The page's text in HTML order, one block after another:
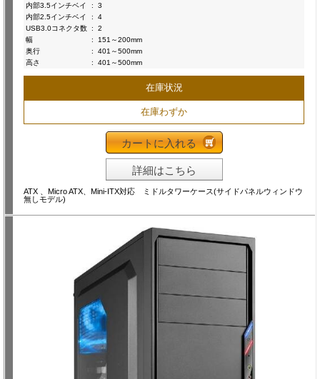
内部3.5インチベイ
:
3
内部2.5インチベイ
:
4
USB3.0コネクタ数 :
2
幅
:
151～200mm
奥行
:
401～500mm
高さ
: 401～500mm
在庫状況
在庫わずか
カートに入れる
詳細はこちら
ATX 、Micro ATX、Mini-ITX対応 ミドルタワーケース(サイドパネルウィンドウ
無しモデル)